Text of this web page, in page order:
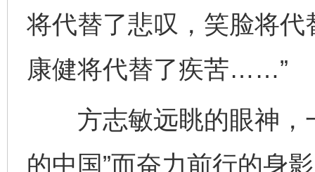
将代替了悲叹，笑脸将
康健将代替了疾苦……”
方志敏远眺的眼神，
的中国”而奋力前行的身